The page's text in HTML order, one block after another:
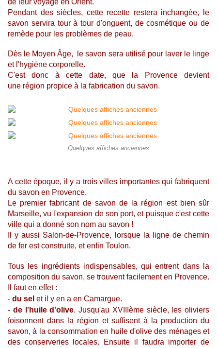
de leur voyage en Orient.
Pendant des siècles, cette recette restera inchangée, le
savon servira tour à tour d'onguent, de cosmétique ou de
remède pour les problèmes de peau.
Dès le Moyen Âge, le savon sera utilisé pour laver le linge
et l'hygiène corporelle.
C'est donc à cette date, que la Provence devient
une région propice à la fabrication du savon.
Quelques affiches anciennes
A cette époque, il y a trois villes importantes qui fabriquent
du savon en Provence.
Le premier fabricant de savon de la région est bien sûr
Marseille, vu l'expansion de son port, et puisque c'est cette
ville qui a donné son nom au savon !
Il y aussi Salon-de-Provence, lorsque la ligne de chemin
de fer est construite, et enfin Toulon.
Tous les ingrédients indispensables,qui entrent dans la
composition du savon, se trouvent facilement en Provence.
Il faut en effet :
- du sel et il y en a en Camargue.
- de l'huile d'olive. Jusqu'au XVIIIème siècle, les oliviers
foisonnent dans la région et suffisent à la production du
savon, à la consommation en huile d'olive des ménages et
des conserveries locales. Ensuite il faudra importer de